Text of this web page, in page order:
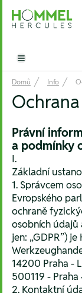
Hommel Hercules
Open main
Domů Info
Právní
a podmínky
I.
Základní
1. Správcem
Evropského
ochraně
osobních
jen: „GDPR”)
14200 Praha -
500119 - Praha
2. Kontaktní